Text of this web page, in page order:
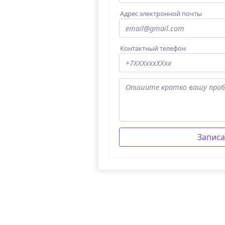
Адрес электронной почты
Контактный телефон